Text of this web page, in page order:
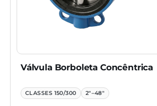
Válvula Borboleta Concêntrica
CLASSES 150/300 2"–48"